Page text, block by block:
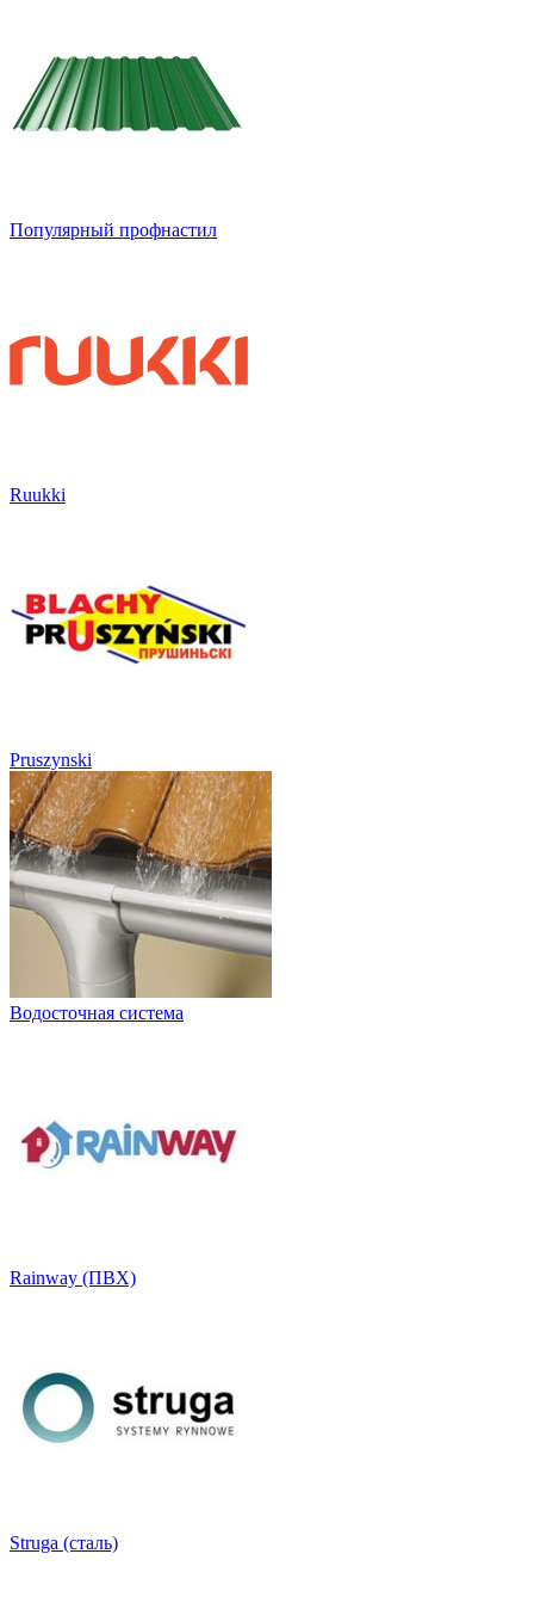
Популярный профнастил
Ruukki
Pruszynski
Водосточная система
Rainway (ПВХ)
Struga (сталь)